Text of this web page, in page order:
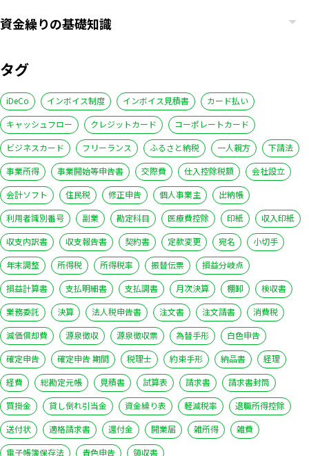
資金繰りの基礎知識
タグ
iDeCo インボイス制度 インボイス見積書
カード払い
キャッシュフロー
クレジットカード
コーポレートカード
ビジネスカード
フリーランス ふるさと納税 一人親方
下請法
事業所得
事業開始等申告書 交際費 仕入控除税額
会社設立
会計ソフト
住民税 修正申告 個人事業主
出納帳
利用者識別番号
副業 勘定科目 医療費控除 印紙
収入印紙
収支内訳書
収支報告書 契約書 定款変更 宛名
小切手
年末調整
所得税 所得税率 振替伝票
損益分岐点
損益計算書
支払明細書 支払調書 月次決算 棚卸
検収書
業務委託
決算 法人税申告書 注文書 注文請書
消費税
減価償却費
源泉徴収 源泉徴収票 為替手形
白色申告
確定申告
確定申告 期間 税理士 約束手形 納品書
経理
経費
総勘定元帳 見積書 試算表 請求書
請求書封筒
買掛金
貸し倒れ引当金 資金繰り表 軽減税率
退職所得控除
送付状
適格請求書 還付金 開業届 雑所得
雑費
電子帳簿保存法
青色申告 領収書